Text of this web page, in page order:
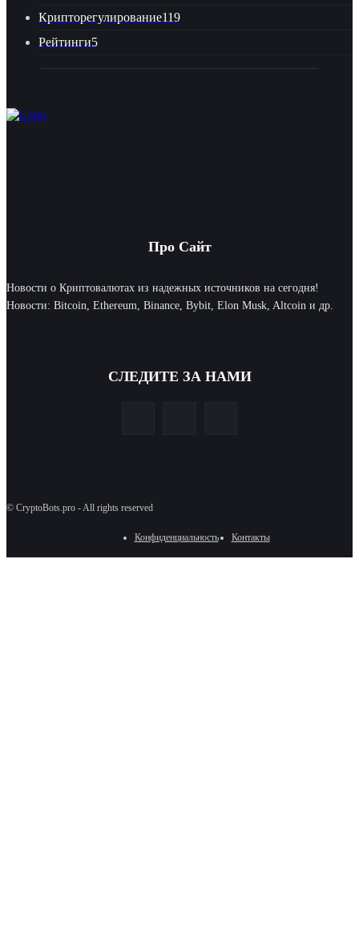
Крипторегулирование119
Рейтинги5
Про Сайт
Новости о Криптовалютах из надежных источников на сегодня!
Новости: Bitcoin, Ethereum, Binance, Bybit, Elon Musk, Altcoin и др.
СЛЕДИТЕ ЗА НАМИ
© CryptoBots.pro - All rights reserved
Конфиденциальность Контакты